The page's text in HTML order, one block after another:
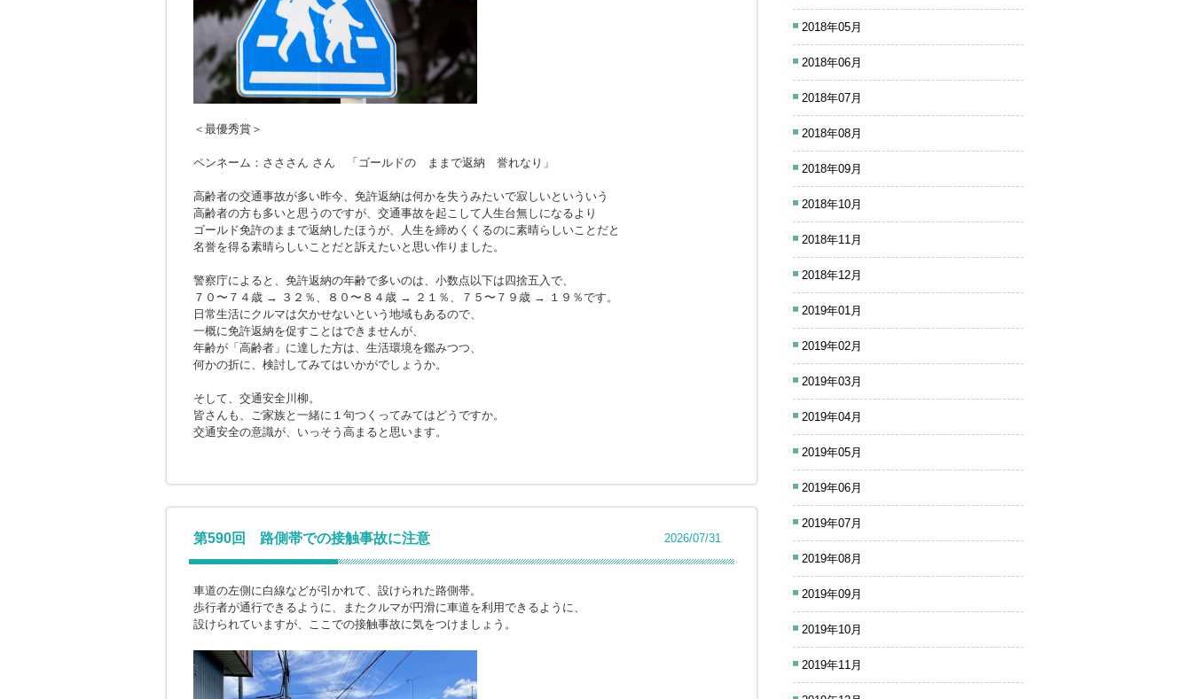
＜最優秀賞＞
ペンネーム：さささん さん 「ゴールドの ままで返納 誉れなり」
高齢者の交通事故が多い昨今、免許返納は何かを失うみたいで寂しいといういう
高齢者の方も多いと思うのですが、交通事故を起こして人生台無しになるより
ゴールド免許のままで返納したほうが、人生を締めくくるのに素晴らしいことだと
名誉を得る素晴らしいことだと訴えたいと思い作りました。
警察庁によると、免許返納の年齢で多いのは、小数点以下は四捨五入で、
７０〜７４歳 → ３２％、８０〜８４歳 → ２１％、７５〜７９歳 → １９％です。
日常生活にクルマは欠かせないという地域もあるので、
一概に免許返納を促すことはできませんが、
年齢が「高齢者」に達した方は、生活環境を鑑みつつ、
何かの折に、検討してみてはいかがでしょうか。
そして、交通安全川柳。
皆さんも、ご家族と一緒に１句つくってみてはどうですか。
交通安全の意識が、いっそう高まると思います。
第590回 路側帯での接触事故に注意 2026/07/31
車道の左側に白線などが引かれて、設けられた路側帯。
歩行者が通行できるように、またクルマが円滑に車道を利用できるように、
設けられていますが、ここでの接触事故に気をつけましょう。
2018年05月
2018年06月
2018年07月
2018年08月
2018年09月
2018年10月
2018年11月
2018年12月
2019年01月
2019年02月
2019年03月
2019年04月
2019年05月
2019年06月
2019年07月
2019年08月
2019年09月
2019年10月
2019年11月